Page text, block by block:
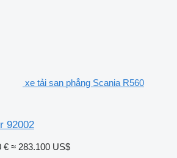
xe tải san phẳng Scania R560
92002
€ ≈ 283.100 US$